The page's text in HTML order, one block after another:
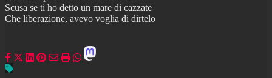
Scusa se ti ho detto un mare di cazzate
Che liberazione, avevo voglia di dirtelo